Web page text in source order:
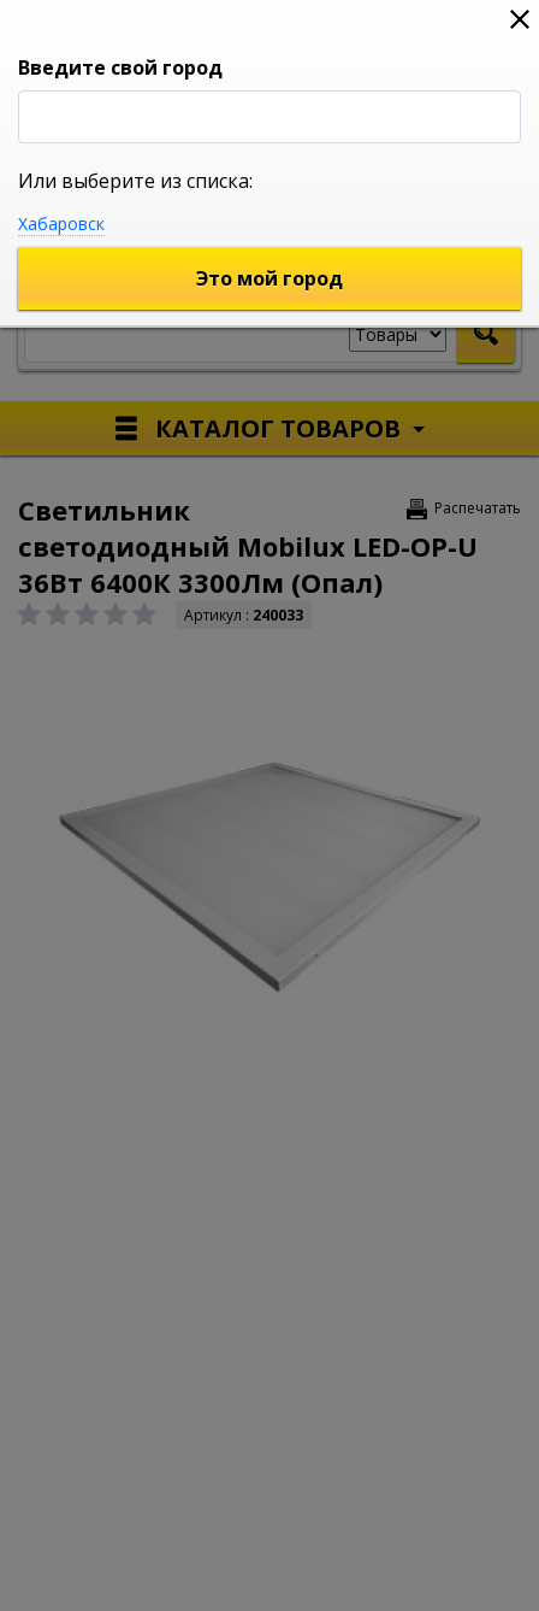
0
УНИВЕРСАЛЬНЫЙ ИНТЕРНЕТ МАГАЗИН
КАТАЛОГ ТОВАРОВ
Распечатать
Светильник
светодиодный Mobilux LED-OP-U
36Вт 6400К 3300Лм (Опал)
Артикул : 240033
Введите свой город
Или выберите из списка:
Хабаровск
Это мой город